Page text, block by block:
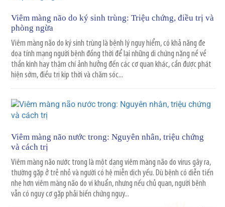
Viêm màng não do ký sinh trùng: Triệu chứng, điều trị và
phòng ngừa
Viêm màng não do ký sinh trùng là bệnh lý nguy hiểm, có khả năng đe
dọa tính mạng người bệnh đồng thời để lại những di chứng nặng nề về
thần kinh hay thậm chí ảnh hưởng đến các cơ quan khác, cần được phát
hiện sớm, điều trị kịp thời và chăm sóc...
Viêm màng não nước trong: Nguyên nhân, triệu chứng
và cách trị
Viêm màng não nước trong là một dạng viêm màng não do virus gây ra,
thường gặp ở trẻ nhỏ và người có hệ miễn dịch yếu. Dù bệnh có diễn tiến
nhẹ hơn viêm màng não do vi khuẩn, nhưng nếu chủ quan, người bệnh
vẫn có nguy cơ gặp phải biến chứng nguy...